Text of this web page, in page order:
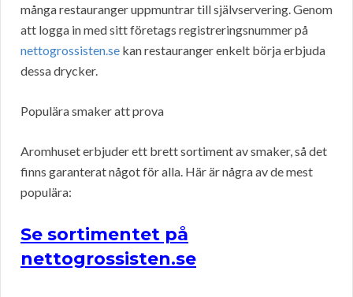
många restauranger uppmuntrar till självservering. Genom
att logga in med sitt företags registreringsnummer på
nettogrossisten.se kan restauranger enkelt börja erbjuda
dessa drycker.
Populära smaker att prova
Aromhuset erbjuder ett brett sortiment av smaker, så det
finns garanterat något för alla. Här är några av de mest
populära:
Se sortimentet på
nettogrossisten.se